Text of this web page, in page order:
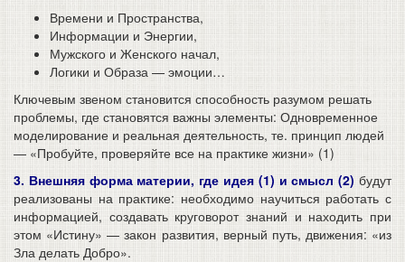
Времени и Пространства,
Информации и Энергии,
Мужского и Женского начал,
Логики и Образа — эмоции…
Ключевым звеном становится способность разумом решать
проблемы, где становятся важны элементы: Одновременное
моделирование и реальная деятельность, те. принцип людей
— «Пробуйте, проверяйте все на практике жизни» (1)
3. Внешняя форма материи, где идея (1) и смысл (2) будут
реализованы на практике: необходимо научиться работать с
информацией, создавать круговорот знаний и находить при
этом «Истину» — закон развития, верный путь, движения: «из
Зла делать Добро».